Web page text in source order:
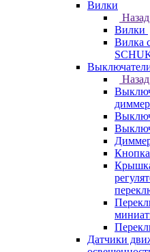
Вилки
Назад
Вилки
Вилка
Назад
Датчики